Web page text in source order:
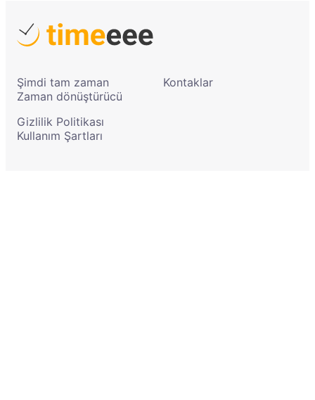
Şimdi tam zaman
Zaman dönüştürücü
Kontaklar
Gizlilik Politikası
Kullanım Şartları